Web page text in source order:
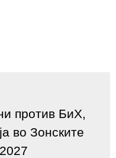
против БиХ,
во Зонските